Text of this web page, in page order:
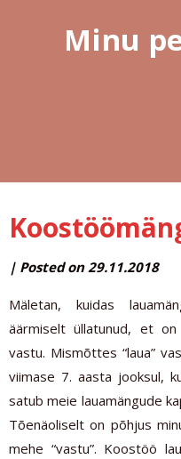
Minu
by
| Posted on29.11.2018
Mäletan, kuidas
äärmiselt üllatunud, et on
vastu. Mismõttes “laua”
viimase 7. aasta jooksul,
satub meie lauamängude
Tõenäoliselt on põhjus
mehe “vastu”. Koostöö